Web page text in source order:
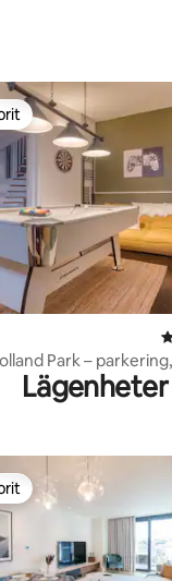
betyg, 24 omdömen
betyg, 5 omdömen
Park –